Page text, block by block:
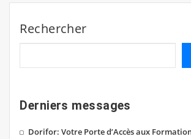
Rechercher
Derniers messages
Dorifor: Votre Porte d’Accès aux